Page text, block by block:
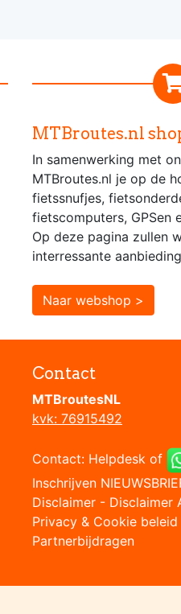
MTBroutes.nl
In samenwerking met
MTBroutes.nl je op de
fietssnufjes,
fietscomputers, GPSen
Op deze pagina zullen
interressante
Naar webshop >
Contact
MTBroutesNL
kvk: 76915492
Contact: Helpdesk of
Inschrijven
Disclaimer - Disclaimer
Privacy & Cookie beleid
Partnerbijdragen